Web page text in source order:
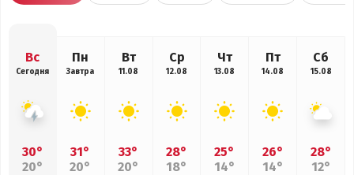
Вс
Сегодня
30°
20°
Пн
Завтра
31°
20°
Вт
11.08
33°
20°
Ср
12.08
28°
18°
Чт
13.08
25°
14°
Пт
14.08
26°
14°
Сб
15.08
28°
12°